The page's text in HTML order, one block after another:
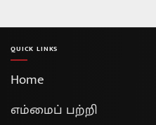
QUICK LINKS
Home
எம்மைப் பற்றி